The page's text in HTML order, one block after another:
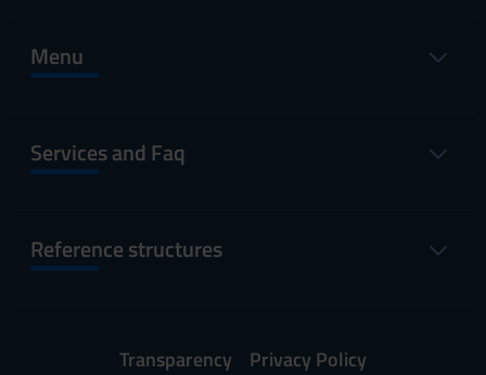
Menu
Services and Faq
Reference structures
Transparency
Privacy Policy